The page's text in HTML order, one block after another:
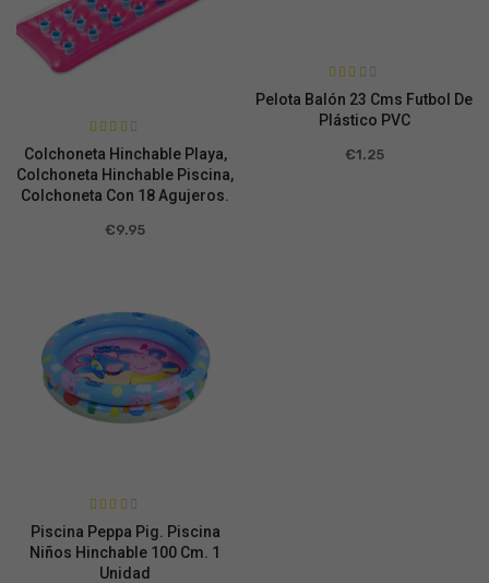
do en
2.58
de 5
Colchoneta Hinchable Playa,
Colchoneta Hinchable Piscina,
Colchoneta Con 18 Agujeros.
€9.95
do en
2.45
de 5
Pelota Balón 23 Cms Futbol De
Plástico PVC
€1.25
do en
2.53
de 5
Piscina Peppa Pig. Piscina
Niños Hinchable 100 Cm. 1
Unidad